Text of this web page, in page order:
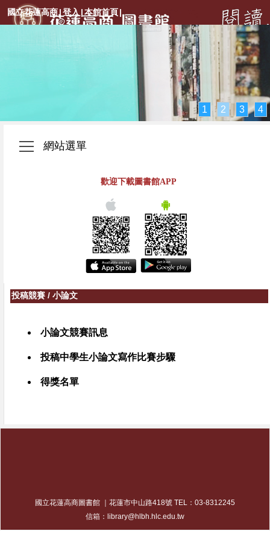
國立花蓮高商|登入 |本館首頁|
1 2 3 4
網站選單
歡迎下載圖書館APP
投稿競賽 / 小論文
小論文競賽訊息
投稿中學生小論文寫作比賽步驟
得獎名單
國立花蓮高商圖書館 ｜花蓮市中山路418號 TEL：03-8312245
信箱：library@hlbh.hlc.edu.tw